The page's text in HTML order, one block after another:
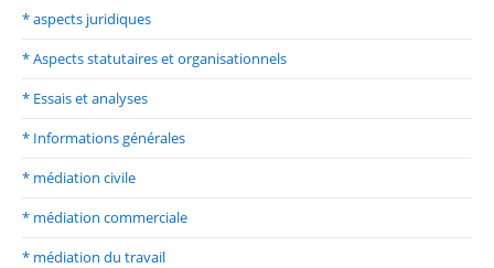
* aspects juridiques
* Aspects statutaires et organisationnels
* Essais et analyses
* Informations générales
* médiation civile
* médiation commerciale
* médiation du travail